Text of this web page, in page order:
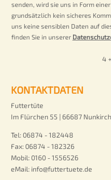
senden, wird sie uns in Form
grundsätzlich kein sicheres
uns keine sensiblen Daten auf
finden Sie in unserer
4
KONTAKTDATEN
Futtertüte
Im Flürchen 55 | 66687
Tel: 06874 - 182448
Fax: 06874 - 182326
Mobil: 0160 - 1556526
eMail: info@futtertuete.de